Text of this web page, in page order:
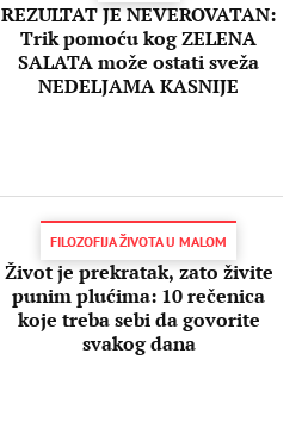
REZULTAT JE NEVEROVATAN:
Trik pomoću kog ZELENA
SALATA može ostati sveža
NEDELJAMA KASNIJE
FILOZOFIJA ŽIVOTA U MALOM
Život je prekratak, zato živite
punim plućima: 10 rečenica
koje treba sebi da govorite
svakog dana